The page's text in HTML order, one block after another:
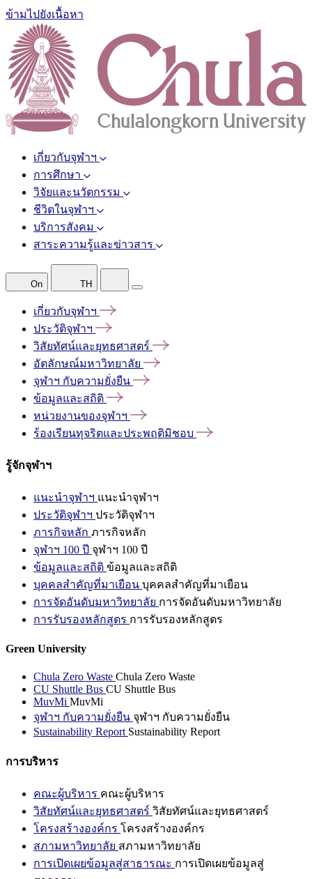
ข้ามไปยังเนื้อหา
เกี่ยวกับจุฬาฯ
การศึกษา
วิจัยและนวัตกรรม
ชีวิตในจุฬาฯ
บริการสังคม
สาระความรู้และข่าวสาร
On TH
เกี่ยวกับจุฬาฯ
ประวัติจุฬาฯ
วิสัยทัศน์และยุทธศาสตร์
อัตลักษณ์มหาวิทยาลัย
จุฬาฯ กับความยั่งยืน
ข้อมูลและสถิติ
หน่วยงานของจุฬาฯ
ร้องเรียนทุจริตและประพฤติมิชอบ
รู้จักจุฬาฯ
แนะนำจุฬาฯ แนะนำจุฬาฯ
ประวัติจุฬาฯ ประวัติจุฬาฯ
ภารกิจหลัก ภารกิจหลัก
จุฬาฯ 100 ปี จุฬาฯ 100 ปี
ข้อมูลและสถิติ ข้อมูลและสถิติ
บุคคลสำคัญที่มาเยือน บุคคลสำคัญที่มาเยือน
การจัดอันดับมหาวิทยาลัย การจัดอันดับมหาวิทยาลัย
การรับรองหลักสูตร การรับรองหลักสูตร
Green University
Chula Zero Waste Chula Zero Waste
CU Shuttle Bus CU Shuttle Bus
MuvMi MuvMi
จุฬาฯ กับความยั่งยืน จุฬาฯ กับความยั่งยืน
Sustainability Report Sustainability Report
การบริหาร
คณะผู้บริหาร คณะผู้บริหาร
วิสัยทัศน์และยุทธศาสตร์ วิสัยทัศน์และยุทธศาสตร์
โครงสร้างองค์กร โครงสร้างองค์กร
สภามหาวิทยาลัย สภามหาวิทยาลัย
การเปิดเผยข้อมูลสู่สาธารณะ การเปิดเผยข้อมูลสู่